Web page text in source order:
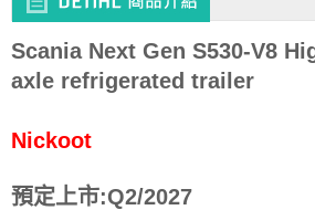
Scania Next Gen S530-V8
axle refrigerated trailer
Nickoot
預定上市:Q2/2027